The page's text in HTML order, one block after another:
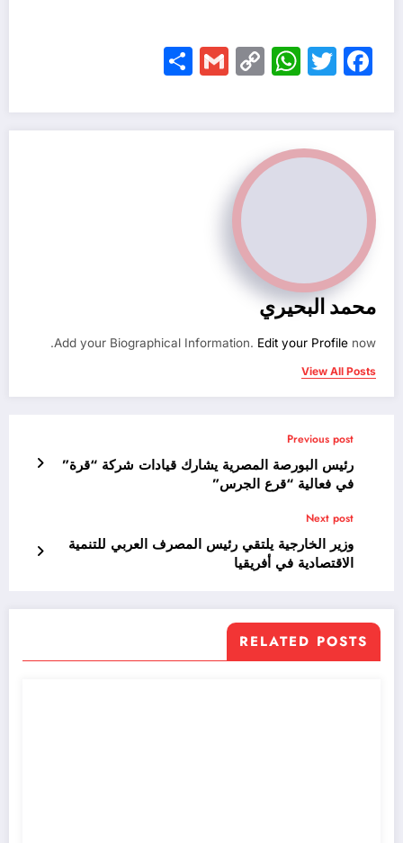
Facebook
Twitter
WhatsApp
Copy
Link
Gmail
محمد البحيري
Add your Biographical Information. Edit your Profile now.
View All Posts
Previous post
رئيس البورصة المصرية يشارك قيادات شركة “قرة”
في فعالية “قرع الجرس”
Next post
وزير الخارجية يلتقي رئيس المصرف العربي للتنمية
الاقتصادية في أفريقيا
RELATED POSTS